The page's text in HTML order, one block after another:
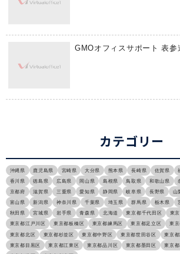
GMOオフィスサポート 表参
カテゴリー
沖縄県 鹿児島県 宮崎県 大分県 熊本県 長崎県 佐賀県
香川県
徳島県 広島県 岡山県 島根県 鳥取県 和歌山県
京都府
滋賀県 三重県 愛知県 静岡県 岐阜県 長野県 山
富山県
新潟県 神奈川県 千葉県 埼玉県 群馬県 栃木県
秋田県
宮城県 岩手県 青森県 北海道 東京都千代田区 東
東京都江戸川区
東京都板橋区 東京都練馬区 東京都足立区 東
東京都北区
東京都杉並区 東京都中野区 東京都世田谷区 東京
東京都目黒区
東京都江東区 東京都品川区 東京都墨田区 東京